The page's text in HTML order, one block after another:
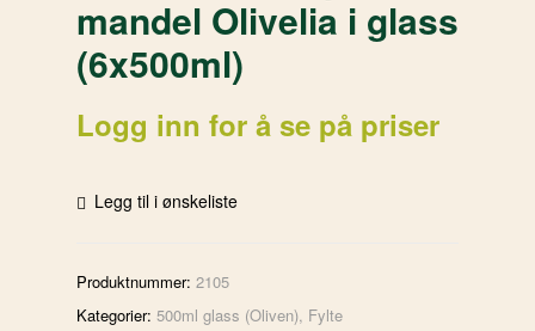
mandel Olivelia i glass
(6x500ml)
Logg inn for å se på priser
Legg til i ønskeliste
Produktnummer: 2105
Kategorier: 500ml glass (Oliven), Fylte